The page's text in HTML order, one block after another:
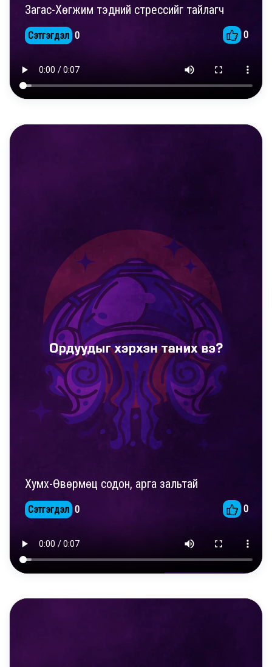
Загас-Хөгжим тэдний стрессийг тайлагч
Сэтгэгдэл 0 0
Хумх-Өвөрмөц содон, арга зальтай
Сэтгэгдэл 0 0